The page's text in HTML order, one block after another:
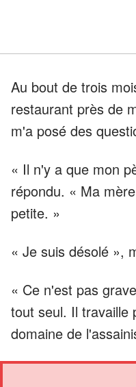
Au bout de trois
restaurant près de
m'a posé des
« Il n'y a que mon
répondu. « Ma
petite. »
« Je suis désolé »,
« Ce n'est pas
tout seul. Il travaille
domaine de